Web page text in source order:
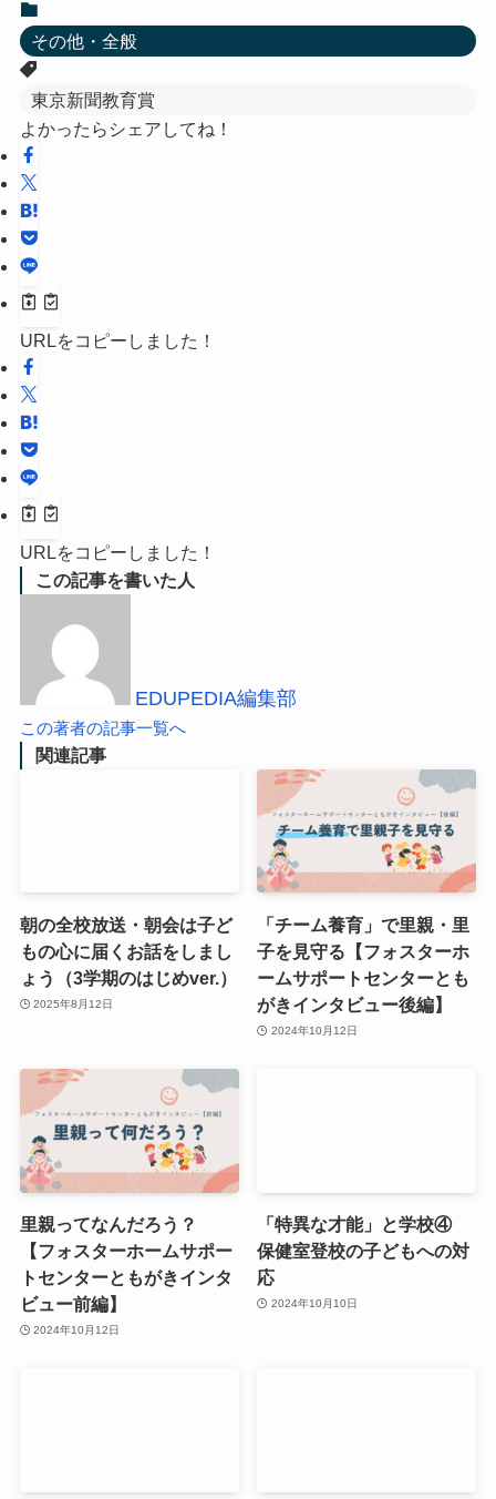
その他・全般
東京新聞教育賞
よかったらシェアしてね！
URLをコピーしました！
URLをコピーしました！
この記事を書いた人
EDUPEDIA編集部
この著者の記事一覧へ
関連記事
朝の全校放送・朝会は子ど
もの心に届くお話をしまし
ょう（3学期のはじめver.）
2025年8月12日
「チーム養育」で里親・里
子を見守る【フォスターホ
ームサポートセンターとも
がきインタビュー後編】
2024年10月12日
里親ってなんだろう？
【フォスターホームサポー
トセンターともがきインタ
ビュー前編】
2024年10月12日
「特異な才能」と学校④
保健室登校の子どもへの対
応
2024年10月10日